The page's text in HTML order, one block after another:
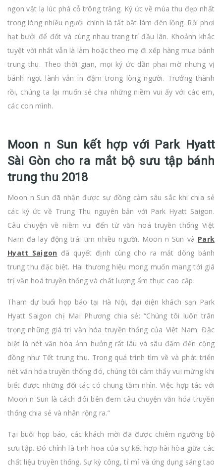
ngon vật lạ lúc phá cỗ trông trăng. Ký ức về mùa thu đẹp nhất
trong lòng nhiều người chính là tất bật làm đèn lồng. Rồi phơi
hạt bưởi để đốt và cùng nhau trang trí đầu lân. Khoảnh khắc
tuyệt vời nhất vẫn là làm hoặc theo mẹ đi xếp hàng mua bánh
trung thu. Theo thời gian, mọi ký ức dần phai mờ nhưng vị
bánh ngọt lành vẫn in đậm trong lòng người. Trưởng thành
rồi, chúng ta lại muốn sẻ chia những niềm vui ấy với các em,
các con mình.
Moon n Sun kết hợp với Park Hyatt
Sài Gòn cho ra mắt bộ sưu tập bánh
trung thu 2018
Moon n Sun đã nhận được sự đồng cảm sâu sắc khi chia sẻ
các ký ức về Trung Thu nguyên bản với Park Hyatt Saigon.
Câu chuyện về niềm vui đến từ văn hoá truyền thống Việt
Nam đã lay động trái tim nhiều người. Moon n Sun và Park
Hyatt Saigon đã quyết định cùng cho ra mắt dòng bánh
trung thu đặc biệt. Hai thương hiệu mong muốn mang tới giá
trị văn hoá truyền thống và chất lượng ẩm thực cao cấp.
Tham dự buổi họp báo tại Hà Nội, đại diện khách sạn Park
Hyatt Saigon chị Mai Phương chia sẻ: “Chúng tôi luôn trân
trọng những giá trị văn hóa truyền thống của Việt Nam. Đặc
biệt là nét văn hóa ảnh hưởng rất lâu và sâu đậm đến cộng
đồng như Tết trung thu. Trong quá trình tìm về và phát triển
nét văn hóa truyền thống đó, chúng tôi cảm thấy vui mừng khi
biết được những đối tác có chung tầm nhìn. Việc hợp tác với
Moon n Sun là cách đôi bên đem câu chuyện văn hóa truyền
thống chia sẻ và nhân rộng ra.”
Tại buổi họp báo, các khách mời đã được chiêm ngưỡng bộ
sưu tập. Đó chính là tinh hoa của sự kết hợp hài hòa giữa các
chất liệu truyền thống. Sự kỳ công, tỉ mỉ và ứng dụng sáng tạo